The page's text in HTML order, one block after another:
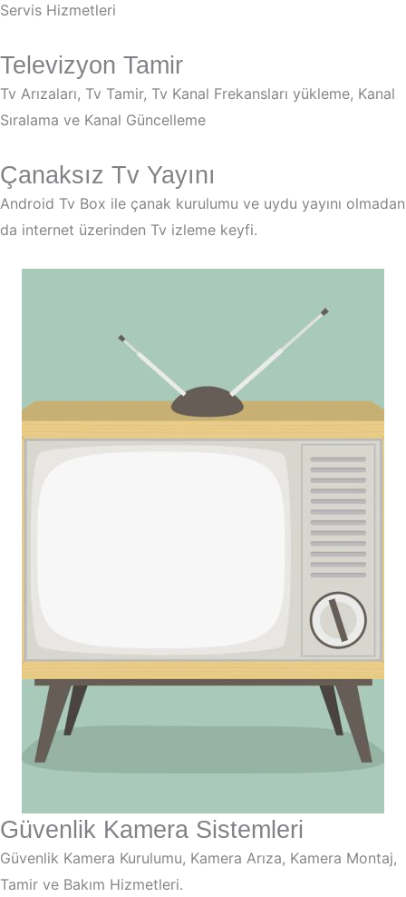
Servis Hizmetleri
Televizyon Tamir
Tv Arızaları, Tv Tamir, Tv Kanal Frekansları yükleme, Kanal
Sıralama ve Kanal Güncelleme
Çanaksız Tv Yayını
Android Tv Box ile çanak kurulumu ve uydu yayını olmadan
da internet üzerinden Tv izleme keyfi.
Güvenlik Kamera Sistemleri
Güvenlik Kamera Kurulumu, Kamera Arıza, Kamera Montaj,
Tamir ve Bakım Hizmetleri.